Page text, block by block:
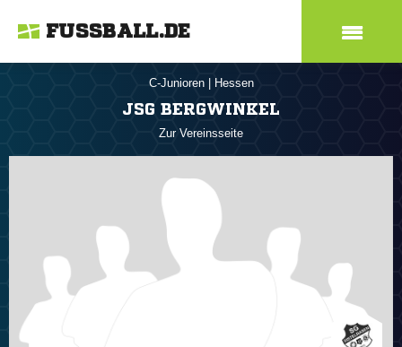
FUSSBALL.DE
C-Junioren Hessen
JSG BERGWINKEL
Zur Vereinsseite